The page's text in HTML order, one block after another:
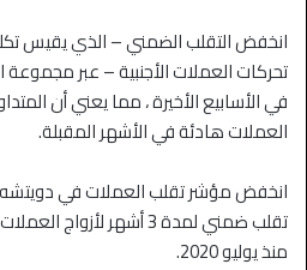
انخفض التقلب الضمني – الذي يقيس
في الأسابيع الأخيرة ، مما يعني أن
العملات هادئة في الأشهر المقبلة.
انخفض مؤشر تقلب العملات في
تقلب ضمني لمدة 3 أشهر
منذ يوليو 2020.